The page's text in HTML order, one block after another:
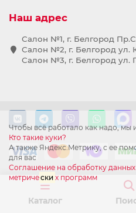
Чтобы всё работало как надо, мы
Кто такие куки?
А также Яндекс.Метрику, с ее
для вас
Соглашение на обработку
метрически х программ
Наш адрес
Салон №1, г. Белгород
Салон №2, г. Белгород ул.
Салон №3, г. Белгород ул.
Каталог